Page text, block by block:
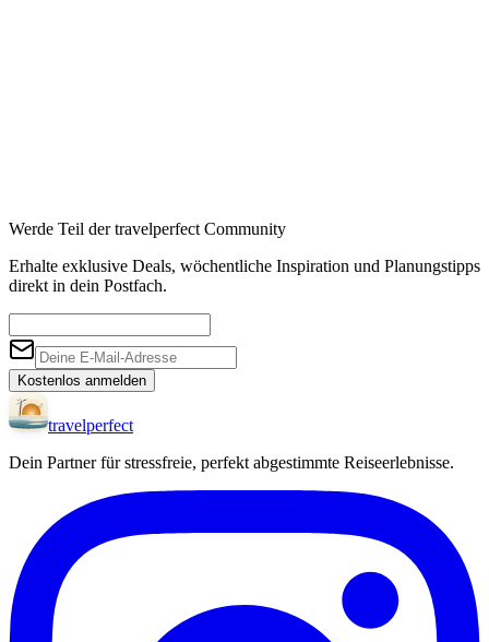
Werde Teil der travelperfect Community
Erhalte exklusive Deals, wöchentliche Inspiration und Planungstipps
direkt in dein Postfach.
Kostenlos anmelden
travelperfect
Dein Partner für stressfreie, perfekt abgestimmte Reiseerlebnisse.